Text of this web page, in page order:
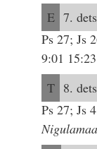
E 7.
Ps 27; Js
9:01 15:23
T 8.
Ps 27; Js